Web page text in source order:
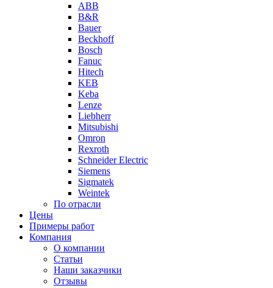
ABB
B&R
Bauer
Beckhoff
Bosch
Fanuc
Hitech
KEB
Keba
Lenze
Liebherr
Mitsubishi
Omron
Rexroth
Schneider Electric
Siemens
Sigmatek
Weintek
По отрасли
Цены
Примеры работ
Компания
О компании
Статьи
Наши заказчики
Отзывы